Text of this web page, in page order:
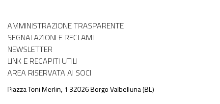
Menù
Amministrativo
AMMINISTRAZIONE TRASPARENTE
SEGNALAZIONI E RECLAMI
NEWSLETTER
LINK E RECAPITI UTILI
AREA RISERVATA AI SOCI
Piazza Toni Merlin, 1 32026 Borgo Valbelluna (BL)